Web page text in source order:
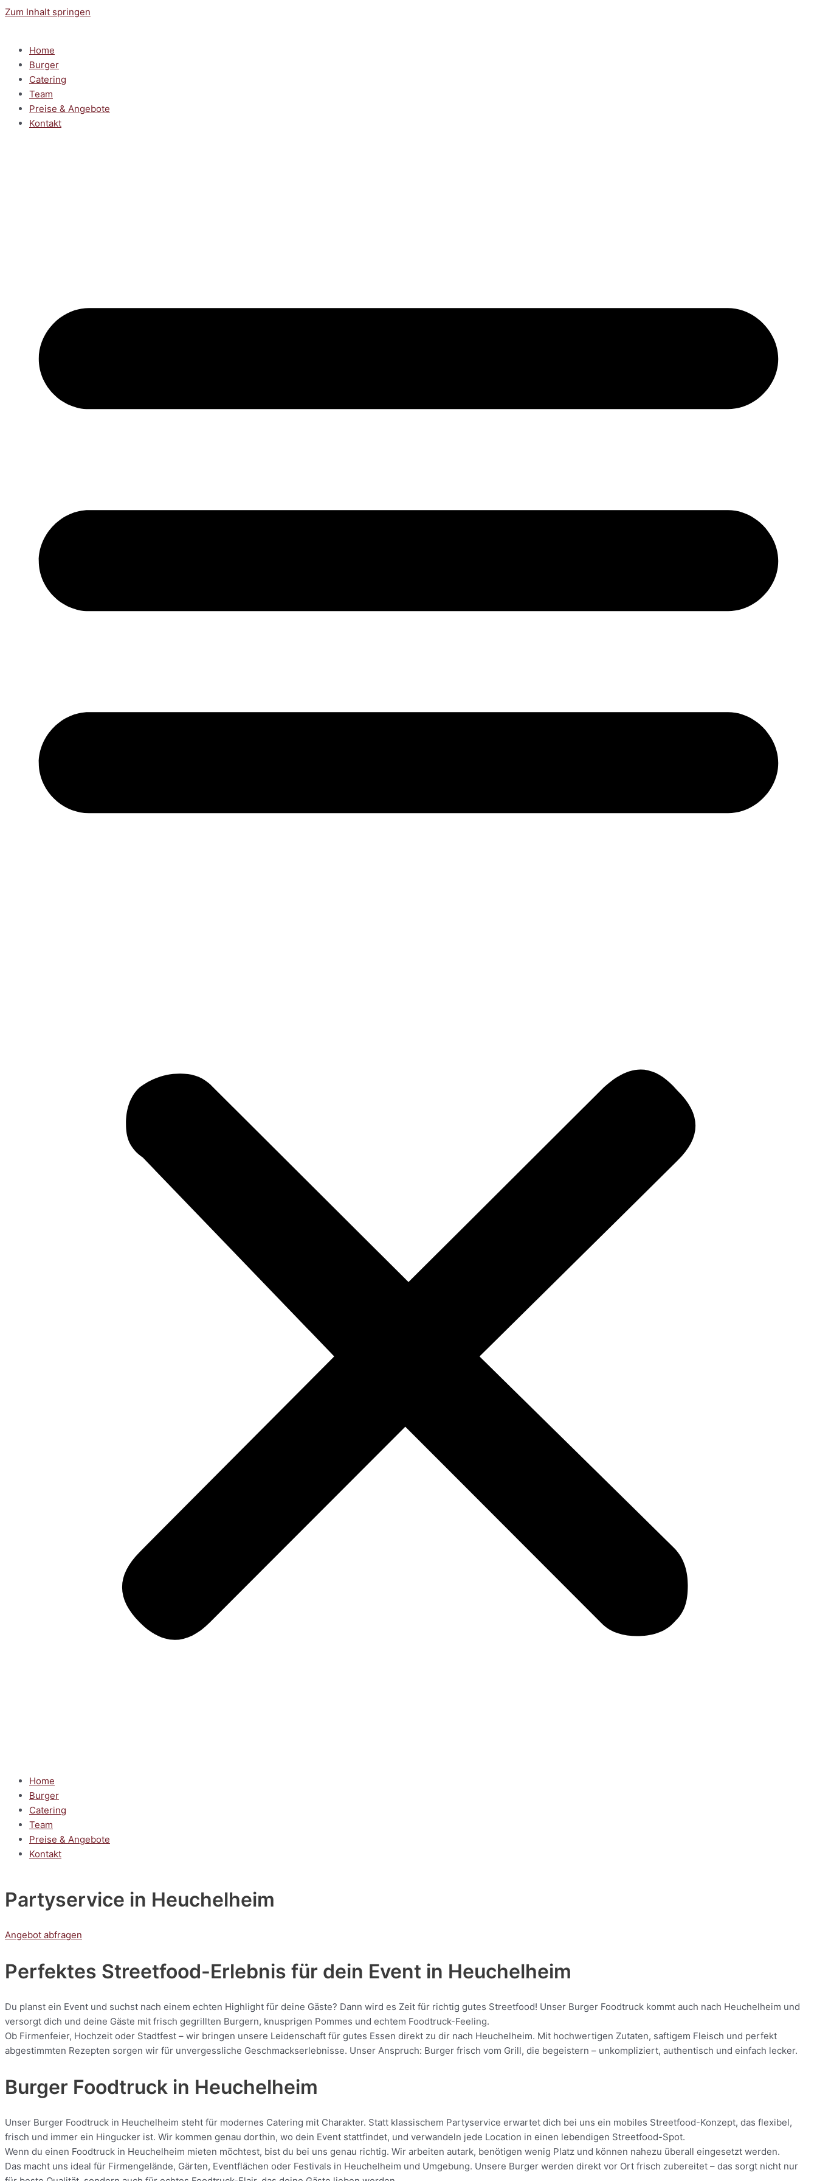
Zum Inhalt springen
Home
Burger
Catering
Team
Preise & Angebote
Kontakt
Home
Burger
Catering
Team
Preise & Angebote
Kontakt
Partyservice in Heuchelheim
Angebot abfragen
Perfektes Streetfood-Erlebnis für dein Event in Heuchelheim
Du planst ein Event und suchst nach einem echten Highlight für deine Gäste? Dann wird es Zeit für richtig gutes Streetfood! Unser Burger Foodtruck kommt auch nach Heuchelheim und
versorgt dich und deine Gäste mit frisch gegrillten Burgern, knusprigen Pommes und echtem Foodtruck-Feeling.
Ob Firmenfeier, Hochzeit oder Stadtfest – wir bringen unsere Leidenschaft für gutes Essen direkt zu dir nach Heuchelheim. Mit hochwertigen Zutaten, saftigem Fleisch und perfekt
abgestimmten Rezepten sorgen wir für unvergessliche Geschmackserlebnisse. Unser Anspruch: Burger frisch vom Grill, die begeistern – unkompliziert, authentisch und einfach lecker.
Burger Foodtruck in Heuchelheim
Unser Burger Foodtruck in Heuchelheim steht für modernes Catering mit Charakter. Statt klassischem Partyservice erwartet dich bei uns ein mobiles Streetfood-Konzept, das flexibel,
frisch und immer ein Hingucker ist. Wir kommen genau dorthin, wo dein Event stattfindet, und verwandeln jede Location in einen lebendigen Streetfood-Spot.
Wenn du einen Foodtruck in Heuchelheim mieten möchtest, bist du bei uns genau richtig. Wir arbeiten autark, benötigen wenig Platz und können nahezu überall eingesetzt werden.
Das macht uns ideal für Firmengelände, Gärten, Eventflächen oder Festivals in Heuchelheim und Umgebung. Unsere Burger werden direkt vor Ort frisch zubereitet – das sorgt nicht nur